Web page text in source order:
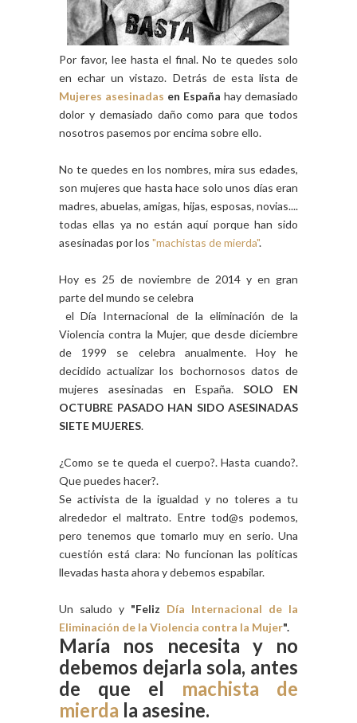
Por favor, lee hasta el final. No te quedes solo
en echar un vistazo. Detrás de esta lista de
Mujeres asesinadas en España hay demasiado
dolor y demasiado daño como para que todos
nosotros pasemos por encima sobre ello.
No te quedes en los nombres, mira sus edades,
son mujeres que hasta hace solo unos días eran
madres, abuelas, amigas, hijas, esposas, novias....
todas ellas ya no están aquí porque han sido
asesinadas por los "machistas de mierda".
Hoy es 25 de noviembre de 2014 y en gran
parte del mundo se celebra
el Día Internacional de la eliminación de la
Violencia contra la Mujer, que desde diciembre
de 1999 se celebra anualmente. Hoy he
decidido actualizar los bochornosos datos de
mujeres asesinadas en España. SOLO EN
OCTUBRE PASADO HAN SIDO ASESINADAS
SIETE MUJERES.
¿Como se te queda el cuerpo?. Hasta cuando?.
Que puedes hacer?.
Se activista de la igualdad y no toleres a tu
alrededor el maltrato. Entre tod@s podemos,
pero tenemos que tomarlo muy en serio. Una
cuestión está clara: No funcionan las políticas
llevadas hasta ahora y debemos espabilar.
Un saludo y "Feliz Día Internacional de la
Eliminación de la Violencia contra la Mujer".
María nos necesita y no
debemos dejarla sola, antes
de que el machista de
mierda la asesine.